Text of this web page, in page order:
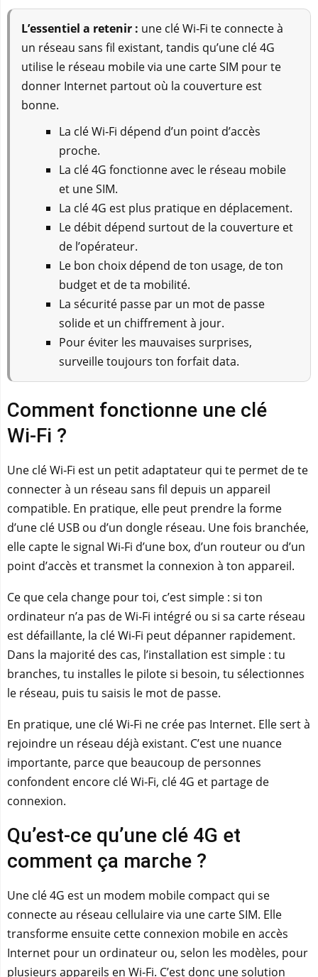
L’essentiel a retenir : une clé Wi‑Fi te connecte à
un réseau sans fil existant, tandis qu’une clé 4G
utilise le réseau mobile via une carte SIM pour te
donner Internet partout où la couverture est
bonne.
La clé Wi‑Fi dépend d’un point d’accès
proche.
La clé 4G fonctionne avec le réseau mobile
et une SIM.
La clé 4G est plus pratique en déplacement.
Le débit dépend surtout de la couverture et
de l’opérateur.
Le bon choix dépend de ton usage, de ton
budget et de ta mobilité.
La sécurité passe par un mot de passe
solide et un chiffrement à jour.
Pour éviter les mauvaises surprises,
surveille toujours ton forfait data.
Comment fonctionne une clé
Wi‑Fi ?
Une clé Wi‑Fi est un petit adaptateur qui te permet de te
connecter à un réseau sans fil depuis un appareil
compatible. En pratique, elle peut prendre la forme
d’une clé USB ou d’un dongle réseau. Une fois branchée,
elle capte le signal Wi‑Fi d’une box, d’un routeur ou d’un
point d’accès et transmet la connexion à ton appareil.
Ce que cela change pour toi, c’est simple : si ton
ordinateur n’a pas de Wi‑Fi intégré ou si sa carte réseau
est défaillante, la clé Wi‑Fi peut dépanner rapidement.
Dans la majorité des cas, l’installation est simple : tu
branches, tu installes le pilote si besoin, tu sélectionnes
le réseau, puis tu saisis le mot de passe.
En pratique, une clé Wi‑Fi ne crée pas Internet. Elle sert à
rejoindre un réseau déjà existant. C’est une nuance
importante, parce que beaucoup de personnes
confondent encore clé Wi‑Fi, clé 4G et partage de
connexion.
Qu’est-ce qu’une clé 4G et
comment ça marche ?
Une clé 4G est un modem mobile compact qui se
connecte au réseau cellulaire via une carte SIM. Elle
transforme ensuite cette connexion mobile en accès
Internet pour un ordinateur ou, selon les modèles, pour
plusieurs appareils en Wi‑Fi. C’est donc une solution